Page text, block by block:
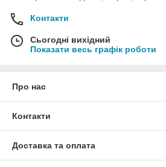
Контакти
Сьогодні вихідний
Показати весь графік роботи
Про нас
Контакти
Доставка та оплата